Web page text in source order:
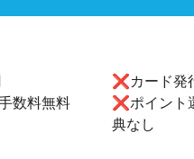
数料無料
❌カード発
❌ポイント
典なし